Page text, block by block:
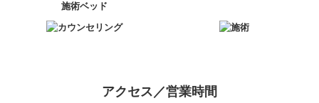
施術ベッド
カウンセリング 施術
アクセス／営業時間